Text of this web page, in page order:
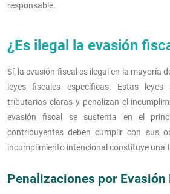
responsable.
¿Es ilegal la evasión
Sí, la evasión fiscal es ilegal en la mayoría
leyes fiscales específicas. Estas leyes
tributarias claras y penalizan el
evasión fiscal se sustenta en el
contribuyentes deben cumplir con sus
incumplimiento intencional constituye una
Penalizaciones por Evasión